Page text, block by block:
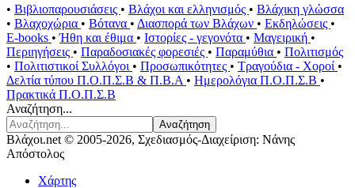
• Βιβλιοπαρουσιάσεις • Βλάχοι και ελληνισμός • Βλάχικη γλώσσα
• Βλαχοχώρια • Βότανα • Διασπορά των Βλάχων • Εκδηλώσεις •
E-books •Ήθη και έθιμα • Ιστορίες - γεγονότα • Μαγειρική •
Περιηγήσεις • Παραδοσιακές φορεσιές • Παραμύθια • Πολιτισμός
• Πολιτιστικοί Συλλόγοι • Προσωπικότητες • Τραγούδια - Χοροί •
Δελτία τύπου Π.Ο.Π.Σ.Β & Π.Β.Α • Ημερολόγια Π.Ο.Π.Σ.Β •
Πρακτικά Π.Ο.Π.Σ.Β
Αναζήτηση...
Αναζήτηση
Βλάχοι.net © 2005-2026, Σχεδιασμός-Διαχείριση: Νάνης
Απόστολος
Χάρτης